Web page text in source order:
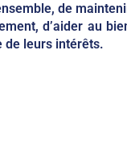
de
d’aider au
de leurs intérêts.